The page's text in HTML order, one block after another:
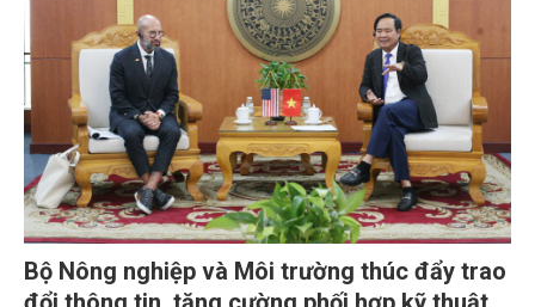
Bộ Nông nghiệp và Môi trường thúc đẩy trao